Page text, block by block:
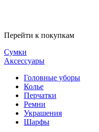
Перейти к покупкам
Сумки
Аксессуары
Головные уборы
Колье
Перчатки
Ремни
Украшения
Шарфы